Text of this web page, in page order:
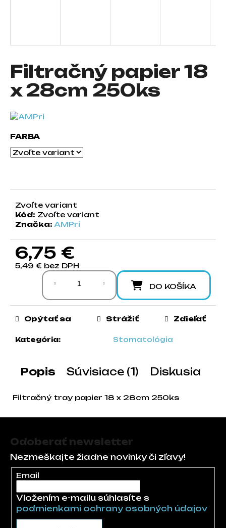
Filtračný papier 18
x 28cm 250ks
FARBA
Zvoľte variant
Kód: Zvoľte variant
Značka: AMPri
6,75 €
5,49 € bez DPH
Jednotková cena:
DO KOŠÍKA
Kategória: Stomatológia
Opýtať sa Strážiť Zdieľať
Popis Súvisiace (1) Diskusia
Filtračný tray papier 18 x 28cm 250ks
?
O
o
ú
č
a
m
e
Odoberať newsletter
Nezmeškajte žiadne novinky či zľavy!
Email
Vložením e-mailu súhlasíte s
podmienkami ochrany osobných údajov